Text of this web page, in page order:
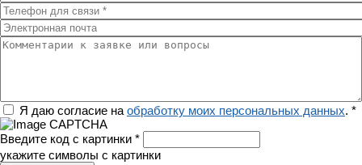
Телефон для связи
Электронная почта
Комментарии к заявке или вопросы
РегионЯ даю согласие на обработку моих персональных данных. *
Введите код с картинки *
укажите символы с картинки